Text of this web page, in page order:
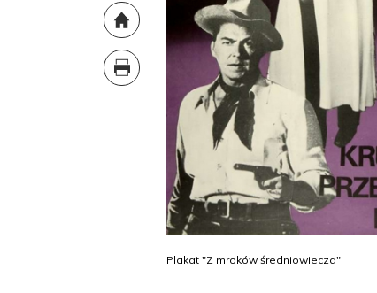
Plakat "Z mroków średniowiecza".